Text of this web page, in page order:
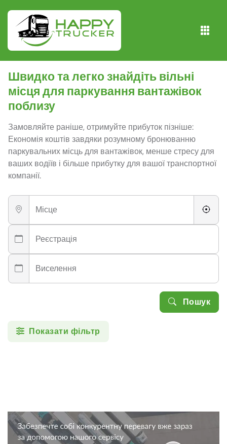
Швидко та легко знайдіть вільні
місця для паркування вантажівок
поблизу
Замовляйте раніше, отримуйте прибуток пізніше:
Економія коштів завдяки розумному бронюванню
паркувальних місць для вантажівок, менше стресу для
ваших водіїв і більше прибутку для вашої транспортної
компанії.
Місце
Реєстрація
Виселення
Пошук
Показати фільтр